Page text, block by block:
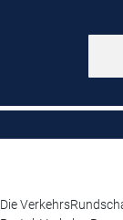
Die